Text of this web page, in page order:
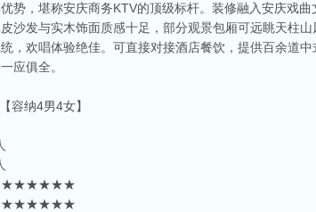
势，堪称安庆商务KTV的顶级标杆。装修融入安庆戏
沙发与实木饰面质感十足，部分观景包厢可远眺天柱
，欢唱体验绝佳。可直接对接酒店餐饮，提供百余道
应俱全。
纳4男4女】